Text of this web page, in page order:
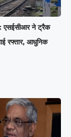
ने ट्रैक
रफ्तार, आधुनिक